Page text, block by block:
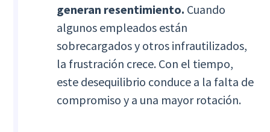
generan resentimiento. Cuando
algunos empleados están
sobrecargados y otros infrautilizados,
la frustración crece. Con el tiempo,
este desequilibrio conduce a la falta de
compromiso y a una mayor rotación.